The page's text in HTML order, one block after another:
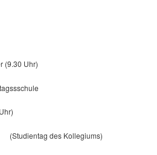
2026/27!
— 30.05.2026